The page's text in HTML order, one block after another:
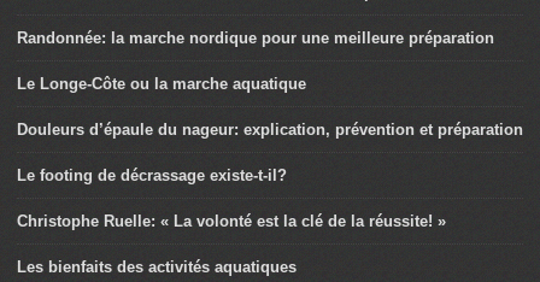
Randonnée: la marche nordique pour une meilleure préparation
Le Longe-Côte ou la marche aquatique
Douleurs d’épaule du nageur: explication, prévention et préparation
Le footing de décrassage existe-t-il?
Christophe Ruelle: « La volonté est la clé de la réussite! »
Les bienfaits des activités aquatiques